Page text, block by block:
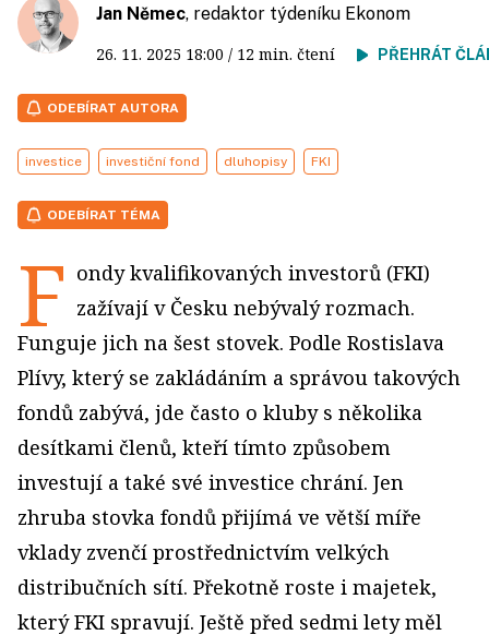
Jan Němec, redaktor týdeníku Ekonom
26. 11. 2025 18:00 / 12 min. čtení PŘEHRÁT
ODEBÍRAT AUTORA
investice investiční fond dluhopisy FKI
ODEBÍRAT TÉMA
F ondy kvalifikovaných investorů (FKI)
zažívají v Česku nebývalý rozmach.
Funguje jich na šest stovek. Podle Rostislava
Plívy, který se zakládáním a správou takových
fondů zabývá, jde často o kluby s několika
desítkami členů, kteří tímto způsobem
investují a také své investice chrání. Jen
zhruba stovka fondů přijímá ve větší míře
vklady zvenčí prostřednictvím velkých
distribučních sítí. Překotně roste i majetek,
který FKI spravují. Ještě před sedmi lety měl